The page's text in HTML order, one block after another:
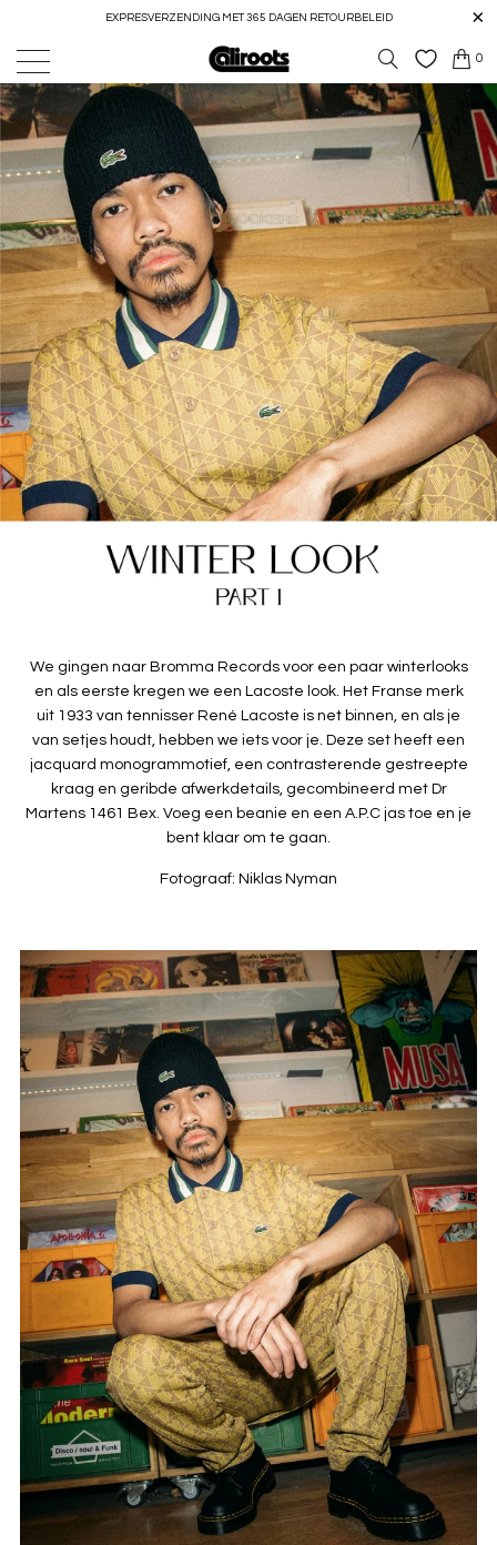
EXPRESVERZENDING MET 365 DAGEN RETOURBELEID
0
We gingen naar Bromma Records voor een paar winterlooks
en als eerste kregen we een Lacoste look. Het Franse merk
uit 1933 van tennisser René Lacoste is net binnen, en als je
van setjes houdt, hebben we iets voor je. Deze set heeft een
jacquard monogrammotief, een contrasterende gestreepte
kraag en geribde afwerkdetails, gecombineerd met Dr
Martens 1461 Bex. Voeg een beanie en een A.P.C jas toe en je
bent klaar om te gaan.
Fotograaf: Niklas Nyman